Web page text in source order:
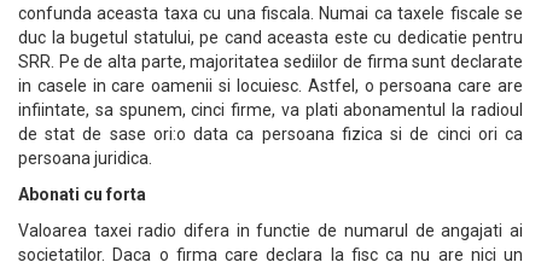
confunda aceasta taxa cu una fiscala. Numai ca taxele fiscale se
duc la bugetul statului, pe cand aceasta este cu dedicatie pentru
SRR. Pe de alta parte, majoritatea sediilor de firma sunt declarate
in casele in care oamenii si locuiesc. Astfel, o persoana care are
infiintate, sa spunem, cinci firme, va plati abonamentul la radioul
de stat de sase ori:o data ca persoana fizica si de cinci ori ca
persoana juridica.
Abonati cu forta
Valoarea taxei radio difera in functie de numarul de angajati ai
societatilor. Daca o firma care declara la fisc ca nu are nici un